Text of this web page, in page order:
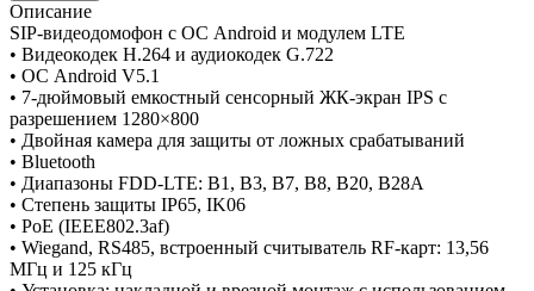
Описание
SIP-видеодомофон с ОС Android и модулем LTE
• Видеокодек H.264 и аудиокодек G.722
• ОС Android V5.1
• 7-дюймовый емкостный сенсорный ЖК-экран IPS с
разрешением 1280×800
• Двойная камера для защиты от ложных срабатываний
• Bluetooth
• Диапазоны FDD-LTE: B1, B3, B7, B8, B20, B28A
• Степень защиты IP65, IK06
• PoE (IEEE802.3af)
• Wiegand, RS485, встроенный считыватель RF-карт: 13,56
МГц и 125 кГц